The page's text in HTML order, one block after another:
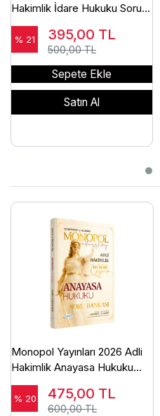
Hakimlik İdare Hukuku Soru
Bankası Çözümlü Ömer
Keskinsoy
% 21 395,00 TL
500,00 TL
Sepete Ekle
Satın Al
Monopol Yayınları 2026 Adli
Hakimlik Anayasa Hukuku
Soru Bankası Çözümlü Ömer
Keskinsoy
% 20 475,00 TL
600,00 TL